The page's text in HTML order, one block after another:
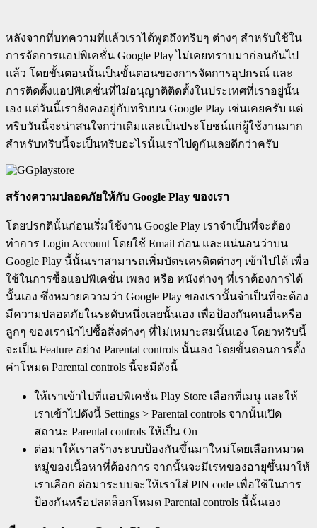
หลังจากที่บทความที่แล้วเราได้พูดถึงทริบๆ ต่างๆ สำหรับใช้ใน
การจัดการแอปพิเคชั่น Google Play ไม่เคยทราบมาก่อนกันไป
แล้ว โดยขั้นตอนนั้นเป็นขั้นตอนของการจัดการอุปกรณ์ และ
การติดตั้งแอปพิเคชั่นที่ไม่อนุญาติติดตั้งในประเทศที่เราอยู่นั้น
เอง แต่วันนี้เรายังคงอยู่กับทริบบน Google Play เช่นเคยครับ แต่
ทริบวันนี้จะน่าสนใจกว่าเดิมและเป็นประโยชน์แก่ผู้ใช้งานมาก
สำหรับทริบนี้จะเป็นทริบอะไรนั้นเราไปดูกันเลยดีกว่าครับ
สร้างความปลอดภัยให้กับ Google Play ของเรา
โดยปรกตินั้นก่อนเริ่มใช้งาน Google Play เราจำเป็นที่จะต้อง
ทำการ Login Account โดยใช้ Email ก่อน และแน่นอนว่าบน
Google Play นี้นั้นเราสามารถเพิ่มบัตรเครดิตต่างๆ เข้าไปได้ เพื่อ
ใช้ในการซื้อแอปพิเคชั่น เพลง หรือ หนังต่างๆ ที่เราต้องการได้
นั้นเอง ซึ่งหมายความว่า Google Play ของเรานั้นจำเป็นที่จะต้อง
มีความปลอดภัยในระดับหนึ่งเลยนั้นเอง เพื่อป้องกันคนอื่นหรือ
ลูกๆ ของเรานำไปซื้อสิ่งต่างๆ ที่ไม่เหมาะสมนั้นเอง โดยวทริบนี้
จะเป็น Feature อย่าง Parental controls นั้นเอง โดยขั้นตอนการตั้ง
ค่าโหมด Parental controls นี้จะมีดังนี้
ให้เราเข้าไปที่แอปพิเคชั่น Play Store เลือกที่เมนู และให้
เราเข้าไปดังนี้ Settings > Parental controls จากนั้นเปิด
สถานะ Parental controls ให้เป็น On
ต่อมาให้เราสร้างระบบป้องกันขึ้นมาใหม่โดยเลือกหมวด
หมู่ของเนื้อหาที่ต้องการ จากนั้นจะมีเรทของอายุขึ้นมาให้
เราเลือก ต่อมาระบบจะให้เราใส่ PIN code เพื่อใช้ในการ
ป้องกันหรือปลดล็อกโหมด Parental controls นี้นั้นเอง